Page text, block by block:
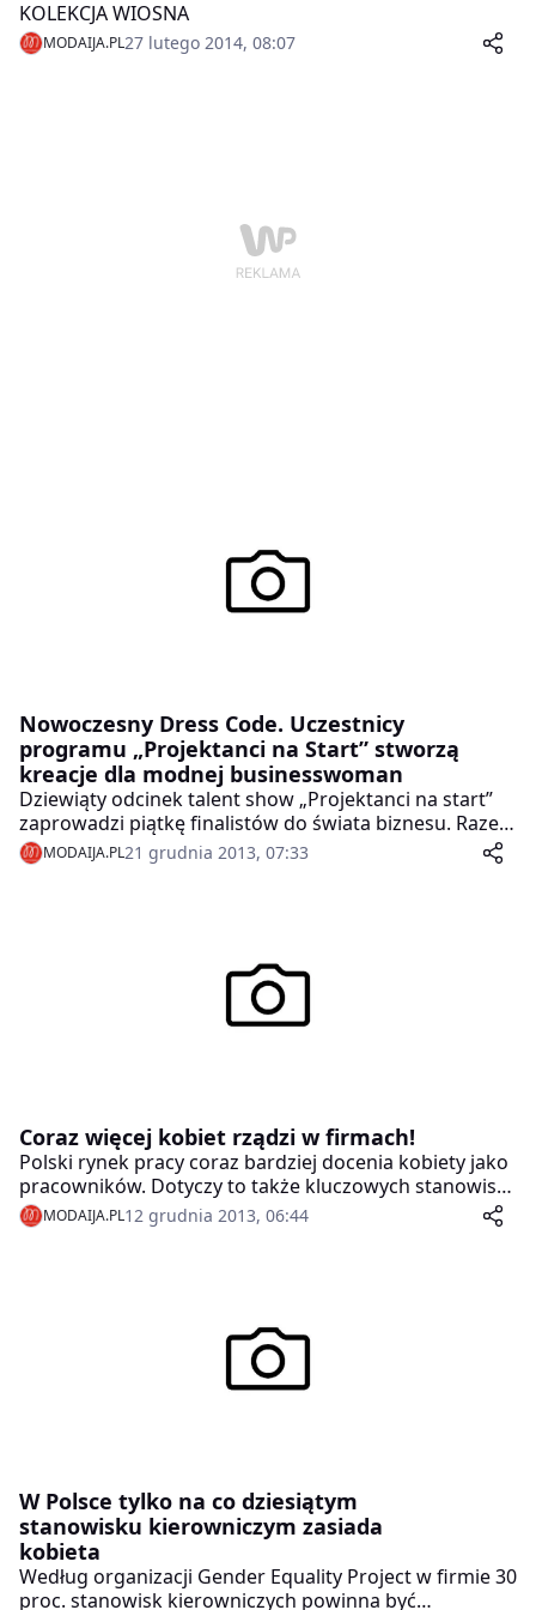
KOLEKCJA WIOSNA
MODAIJA.PL27 lutego 2014, 08:07
Nowoczesny Dress Code. Uczestnicy
programu „Projektanci na Start” stworzą
kreacje dla modnej businesswoman
Dziewiąty odcinek talent show „Projektanci na start”
zaprowadzi piątkę finalistów do świata biznesu. Razem
z Bartkiem Michalcem, twórcą młodej i prężnej marki
modowej ZUO CORP., udadzą się do centrum Łodzi, by
biura – żakietu i spódnicy. Który z uczestników
najlepiej odnajdzie się w sztywnych ramach tego
zadania? Dowiemy się już w środę 25 grudnia o godz.
MODAIJA.PL21 grudnia 2013, 07:33
Coraz więcej kobiet rządzi w firmach!
Polski rynek pracy coraz bardziej docenia kobiety jako
pracowników. Dotyczy to także kluczowych stanowisk
w firmach. Na różnorodność płci zatrudnionych
stawiają głównie korporacje, dostrzegając, że
MODAIJA.PL12 grudnia 2013, 06:44
W Polsce tylko na co dziesiątym
stanowisku kierowniczym zasiada
kobieta
Według organizacji Gender Equality Project w firmie 30
proc. stanowisk kierowniczych powinna być